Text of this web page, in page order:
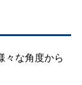
々な角度から